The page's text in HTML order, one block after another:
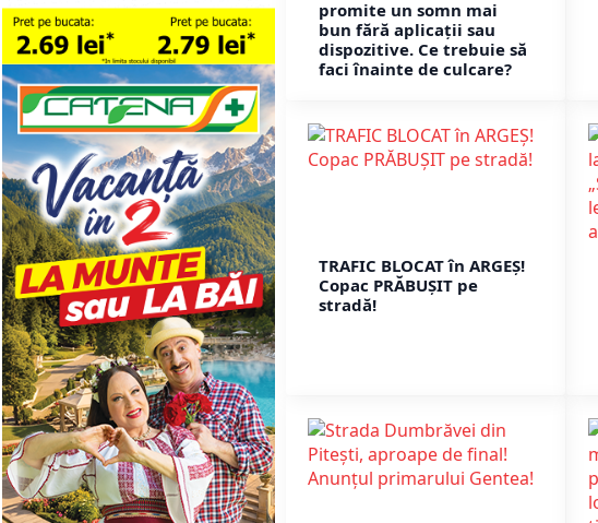
promite un somn mai
bun fără aplicații sau
dispozitive. Ce trebuie să
faci înainte de culcare?
TRAFIC BLOCAT în ARGEȘ!
Copac PRĂBUȘIT pe
stradă!